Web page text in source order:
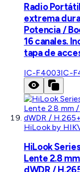
Radio
extrema
Potencia /
16 canales.
tapa de
IC-F4003IC-
HiLook by
HiLook
Lente 2.8